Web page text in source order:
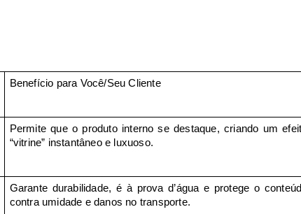
Benefício para Você/Seu Cliente
Permite que o produto interno se destaque, criando um
“vitrine” instantâneo e luxuoso.
Garante durabilidade, é à prova d’água e protege o
contra umidade e danos no transporte.